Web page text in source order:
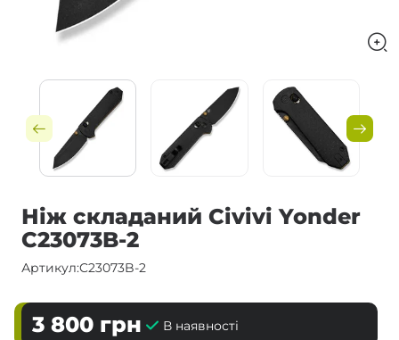
Ніж складаний Civivi Yonder
C23073B-2
Артикул:C23073B-2
3 800 грн В наявності